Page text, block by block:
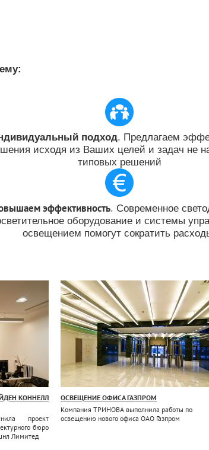
подход. Предлагаем
исходя из Ваших целей и задач не
типовых решений
эффективность. Современное
оборудование и системы
освещением помогут сократить
КОННЕЛЛ
проект
бюро
Лимитед
ОСВЕЩЕНИЕ ОФИСА ГАЗПРОМ
Компания ТРИНОВА выполнила работы по
освещению нового офиса ОАО Газпром